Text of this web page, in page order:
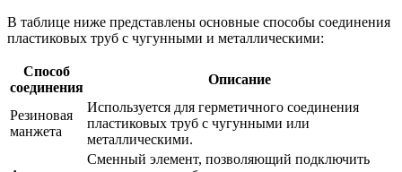
В таблице ниже представлены основные способы соединения
пластиковых труб с чугунными и металлическими:
Способ
соединения
Описание
Резиновая
манжета
Используется для герметичного соединения
пластиковых труб с чугунными или
металлическими.
Сменный элемент, позволяющий подключить